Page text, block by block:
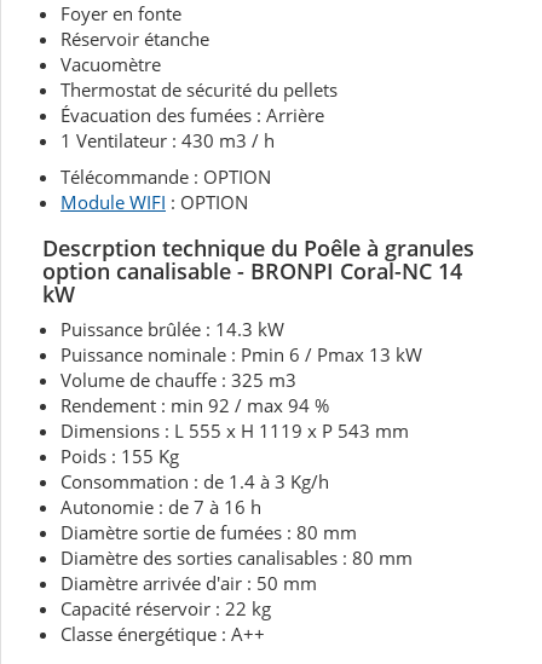
Foyer en fonte
Réservoir étanche
Vacuomètre
Thermostat de sécurité du pellets
Évacuation des fumées : Arrière
1 Ventilateur : 430 m3 / h
Télécommande : OPTION
Module WIFI : OPTION
Descrption technique du Poêle à granules
option canalisable - BRONPI Coral-NC 14
kW
Puissance brûlée : 14.3 kW
Puissance nominale : Pmin 6 / Pmax 13 kW
Volume de chauffe : 325 m3
Rendement : min 92 / max 94 %
Dimensions : L 555 x H 1119 x P 543 mm
Poids : 155 Kg
Consommation : de 1.4 à 3 Kg/h
Autonomie : de 7 à 16 h
Diamètre sortie de fumées : 80 mm
Diamètre des sorties canalisables : 80 mm
Diamètre arrivée d'air : 50 mm
Capacité réservoir : 22 kg
Classe énergétique : A++